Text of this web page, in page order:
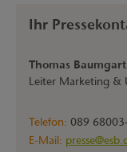
Ihr
Thomas
Leiter Marketing &
Telefon: 089
E-Mail: